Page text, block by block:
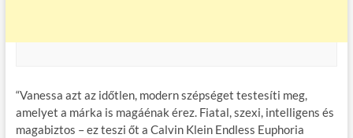
“Vanessa azt az időtlen, modern szépséget testesíti meg,
amelyet a márka is magáénak érez. Fiatal, szexi, intelligens és
magabiztos – ez teszi őt a Calvin Klein Endless Euphoria